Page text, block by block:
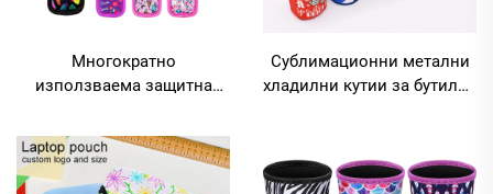
Многократно
използваема защитна
на лед, държатели за
ледени пръчици, чанти за
държане на ледени
Сублимационни метални
хладилни кутии за бутилки
кутии за бутилки